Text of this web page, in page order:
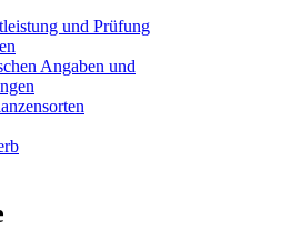
und Prüfung
Angaben und